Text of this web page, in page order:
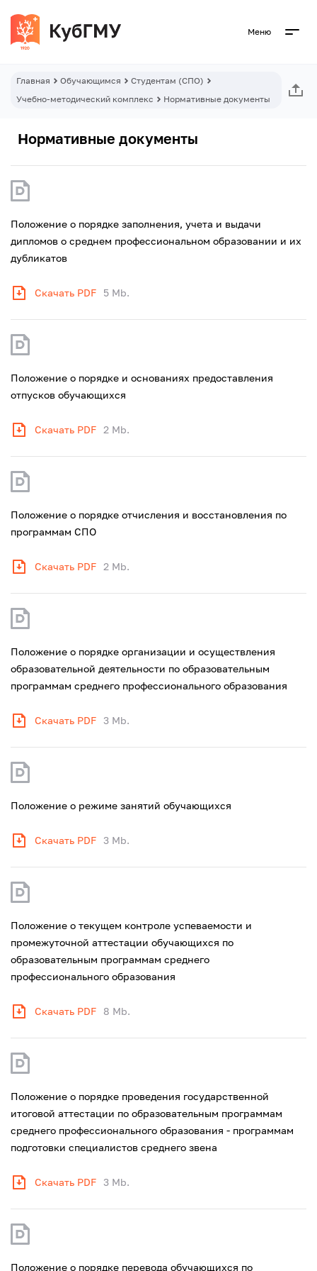
Меню
Главная Обучающимся
Студентам (СПО)
Учебно-методический комплекс
Нормативные документы
Нормативные документы
Положение о порядке заполнения, учета и выдачи
дипломов о среднем профессиональном образовании и их
дубликатов
Скачать PDF 5 Mb.
Положение о порядке и основаниях предоставления
отпусков обучающихся
Скачать PDF 2 Mb.
Положение о порядке отчисления и восстановления по
программам СПО
Скачать PDF 2 Mb.
Положение о порядке организации и осуществления
образовательной деятельности по образовательным
программам среднего профессионального образования
Скачать PDF 3 Mb.
Положение о режиме занятий обучающихся
Скачать PDF 3 Mb.
Положение о текущем контроле успеваемости и
промежуточной аттестации обучающихся по
образовательным программам среднего
профессионального образования
Скачать PDF 8 Mb.
Положение о порядке проведения государственной
итоговой аттестации по образовательным программам
среднего профессионального образования - программам
подготовки специалистов среднего звена
Скачать PDF 3 Mb.
Положение о порядке перевода обучающихся по